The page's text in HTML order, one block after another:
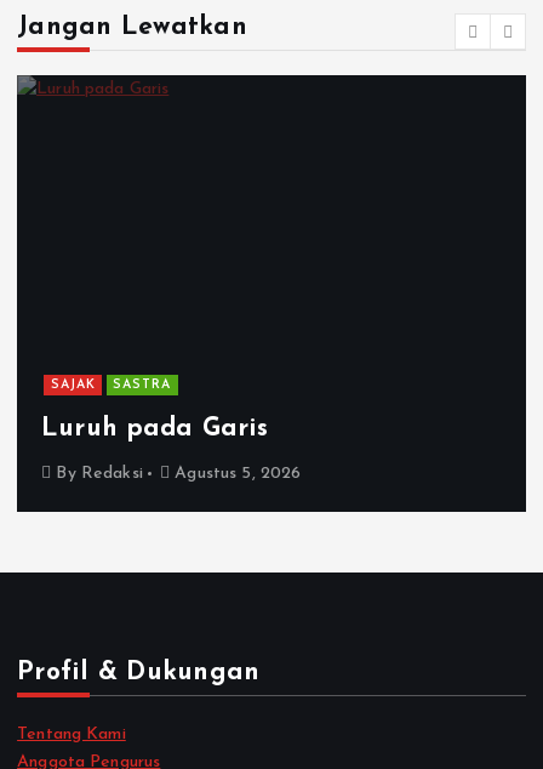
Jangan Lewatkan
SAJAK SASTRA
Luruh pada Garis
By Redaksi Agustus 5, 2026
Profil & Dukungan
Tentang Kami
Anggota Pengurus